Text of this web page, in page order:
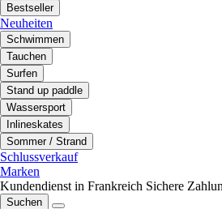
Bestseller
Neuheiten
Schwimmen
Tauchen
Surfen
Stand up paddle
Wassersport
Inlineskates
Sommer / Strand
Schlussverkauf
Marken
Kundendienst in Frankreich Sichere
Suchen